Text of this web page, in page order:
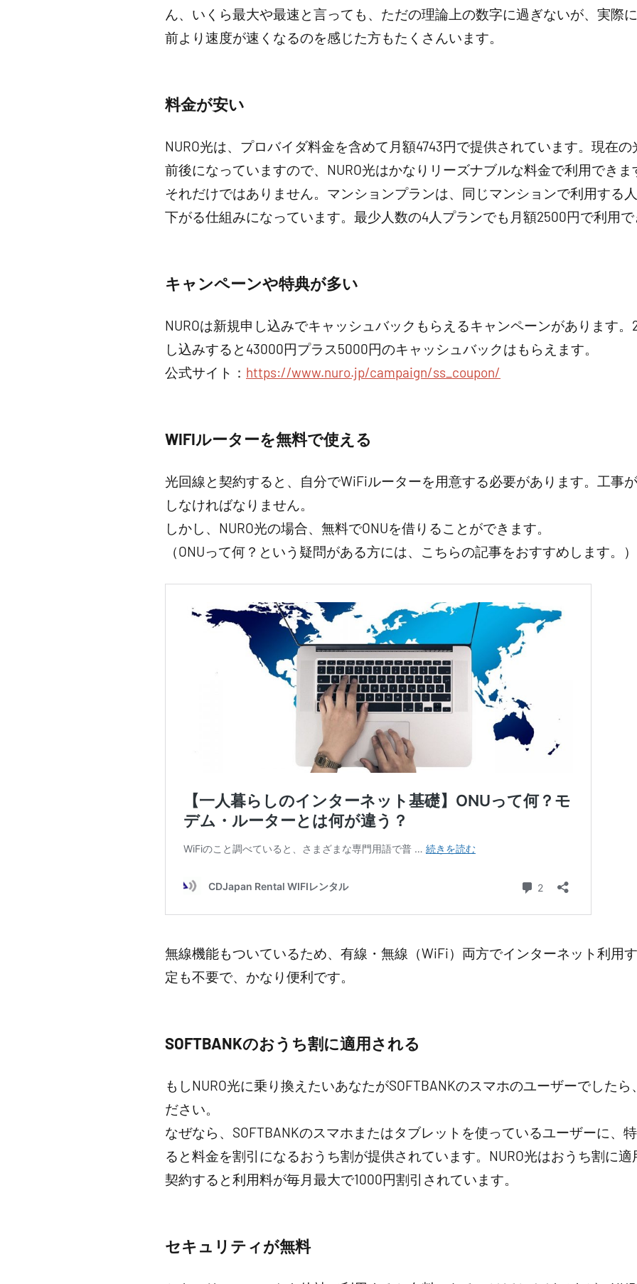
ん、いくら最大や最速と言っても、ただの理論上の数字に過ぎないが、実際
前より速度が速くなるのを感じた方もたくさんいます。
料金が安い
NURO光は、プロバイダ料金を含めて月額4743円で提供されています。現在
前後になっていますので、NURO光はかなりリーズナブルな料金で利用できま
それだけではありません。マンションプランは、同じマンションで利用する
下がる仕組みになっています。最少人数の4人プランでも月額2500円で利用
キャンペーンや特典が多い
NUROは新規申し込みでキャッシュバックもらえるキャンペーンがあります
し込みすると43000円プラス5000円のキャッシュバックはもらえます。
公式サイト： https://www.nuro.jp/campaign/ss_coupon/
WIFIルーターを無料で使える
光回線と契約すると、自分でWiFiルーターを用意する必要があります。工事
しなければなりません。
しかし、NURO光の場合、無料でONUを借りることができます。
（ONUって何？という疑問がある方には、こちらの記事をおすすめします。）
無線機能もついているため、有線・無線（WiFi）両方でインターネット利用
定も不要で、かなり便利です。
SOFTBANKのおうち割に適用される
もしNURO光に乗り換えたいあなたがSOFTBANKのスマホのユーザーでした
ださい。
なぜなら、SOFTBANKのスマホまたはタブレットを使っているユーザーに、
ると料金を割引になるおうち割が提供されています。NURO光はおうち割に適
契約すると利用料が毎月最大で1000円割引されています。
セキュリティが無料